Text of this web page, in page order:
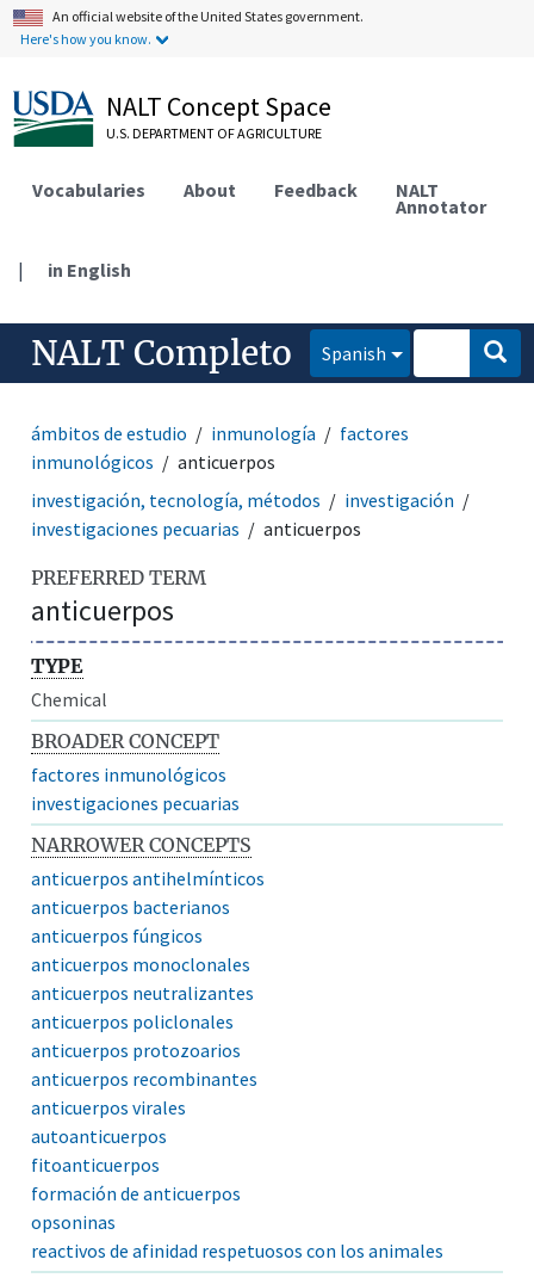
An official website of the United States government.
Here's how you know.
NALT Concept Space
U.S. DEPARTMENT OF AGRICULTURE
Vocabularies About Feedback NALT
Annotator
| in English
NALT Completo Spanish
ámbitos de estudio inmunología
factores
inmunológicos
anticuerpos
investigación, tecnología, métodos
investigación
investigaciones pecuarias
anticuerpos
PREFERRED TERM
anticuerpos
TYPE
Chemical
BROADER CONCEPT
factores inmunológicos
investigaciones pecuarias
NARROWER CONCEPTS
anticuerpos antihelmínticos
anticuerpos bacterianos
anticuerpos fúngicos
anticuerpos monoclonales
anticuerpos neutralizantes
anticuerpos policlonales
anticuerpos protozoarios
anticuerpos recombinantes
anticuerpos virales
autoanticuerpos
fitoanticuerpos
formación de anticuerpos
opsoninas
reactivos de afinidad respetuosos con los animales